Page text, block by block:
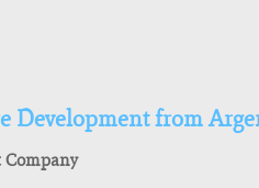
Development from